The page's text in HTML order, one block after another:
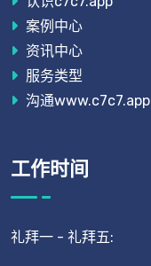
案例中心
资讯中心
服务类型
沟通www.c7c7.app
工作时间
礼拜一 - 礼拜五: